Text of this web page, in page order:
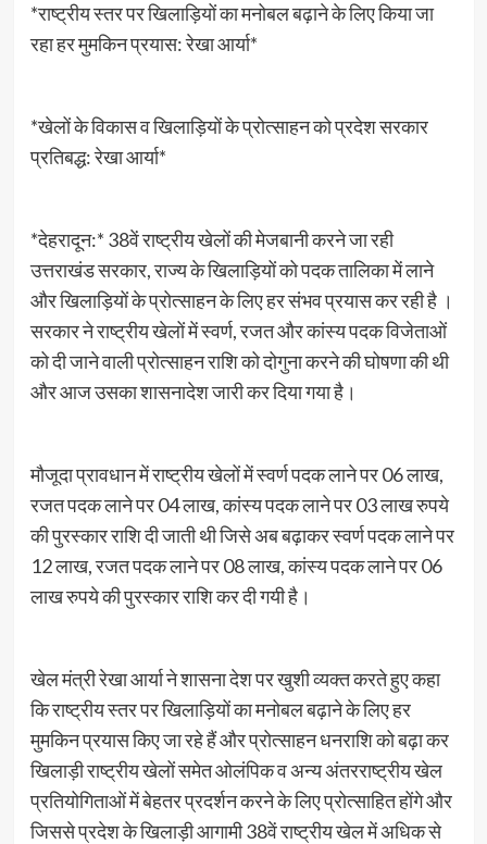
*राष्ट्रीय स्तर पर खिलाड़ियों का मनोबल बढ़ाने के लिए किया जा
रहा हर मुमकिन प्रयास: रेखा आर्या*
*खेलों के विकास व खिलाड़ियों के प्रोत्साहन को प्रदेश सरकार
प्रतिबद्ध: रेखा आर्या*
*देहरादून:* 38वें राष्ट्रीय खेलों की मेजबानी करने जा रही
उत्तराखंड सरकार, राज्य के खिलाड़ियों को पदक तालिका में लाने
और खिलाड़ियों के प्रोत्साहन के लिए हर संभव प्रयास कर रही है ।
सरकार ने राष्ट्रीय खेलों में स्वर्ण, रजत और कांस्य पदक विजेताओं
को दी जाने वाली प्रोत्साहन राशि को दोगुना करने की घोषणा की थी
और आज उसका शासनादेश जारी कर दिया गया है।
मौजूदा प्रावधान में राष्ट्रीय खेलों में स्वर्ण पदक लाने पर 06 लाख,
रजत पदक लाने पर 04 लाख, कांस्य पदक लाने पर 03 लाख रुपये
की पुरस्कार राशि दी जाती थी जिसे अब बढ़ाकर स्वर्ण पदक लाने पर
12 लाख, रजत पदक लाने पर 08 लाख, कांस्य पदक लाने पर 06
लाख रुपये की पुरस्कार राशि कर दी गयी है।
खेल मंत्री रेखा आर्या ने शासना देश पर खुशी व्यक्त करते हुए कहा
कि राष्ट्रीय स्तर पर खिलाड़ियों का मनोबल बढ़ाने के लिए हर
मुमकिन प्रयास किए जा रहे हैं और प्रोत्साहन धनराशि को बढ़ा कर
खिलाड़ी राष्ट्रीय खेलों समेत ओलंपिक व अन्य अंतरराष्ट्रीय खेल
प्रतियोगिताओं में बेहतर प्रदर्शन करने के लिए प्रोत्साहित होंगे और
जिससे प्रदेश के खिलाड़ी आगामी 38वें राष्ट्रीय खेल में अधिक से